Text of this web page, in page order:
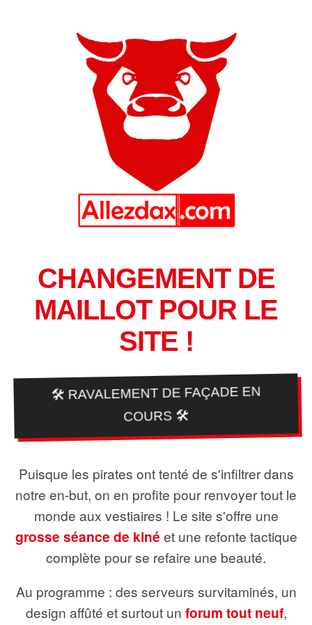
CHANGEMENT DE
MAILLOT POUR LE
SITE !
🛠️ RAVALEMENT DE FAÇADE EN
COURS 🛠️
Puisque les pirates ont tenté de s'infiltrer dans
notre en-but, on en profite pour renvoyer tout le
monde aux vestiaires ! Le site s'offre une
grosse séance de kiné et une refonte tactique
complète pour se refaire une beauté.
Au programme : des serveurs survitaminés, un
design affûté et surtout un forum tout neuf,